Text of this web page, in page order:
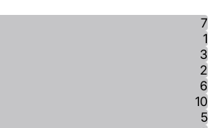
7
1
3
2
6
10
5